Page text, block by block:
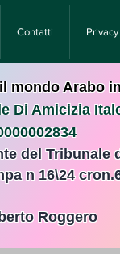
Contatti Privacy
mondo Arabo
Di Amicizia
del Tribunale
n 16\24
Roggero